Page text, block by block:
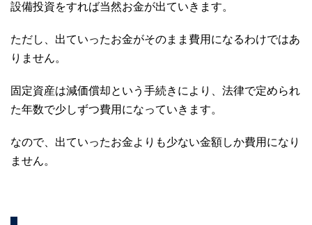
設備投資をすれば当然お金が出ていきます。
ただし、出ていったお金がそのまま費用になるわけではあ
りません。
固定資産は減価償却という手続きにより、法律で定められ
た年数で少しずつ費用になっていきます。
なので、出ていったお金よりも少ない金額しか費用になり
ません。